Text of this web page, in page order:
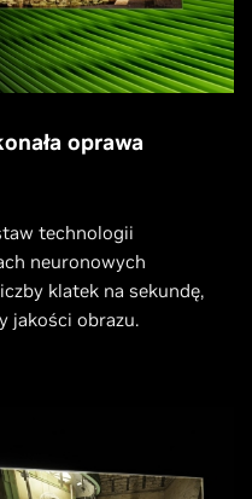
oprawa
technologii
neuronowych
klatek na sekundę,
jakości obrazu.